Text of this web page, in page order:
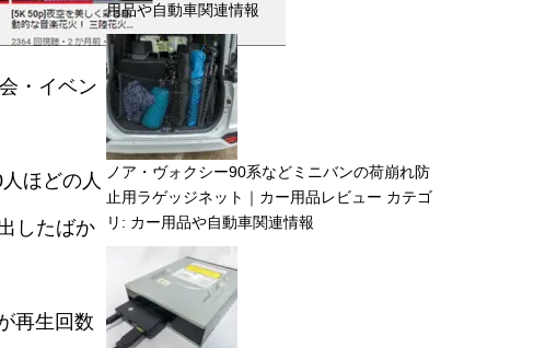
・イベン
ほどの人
したばか
再生回数
用品や自動車関連情報
ノア・ヴォクシー90系などミニバンの荷崩れ防
止用ラゲッジネット｜カー用品レビュー カテゴ
リ: カー用品や自動車関連情報